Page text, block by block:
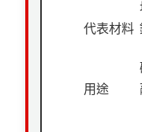
代表材料
用途